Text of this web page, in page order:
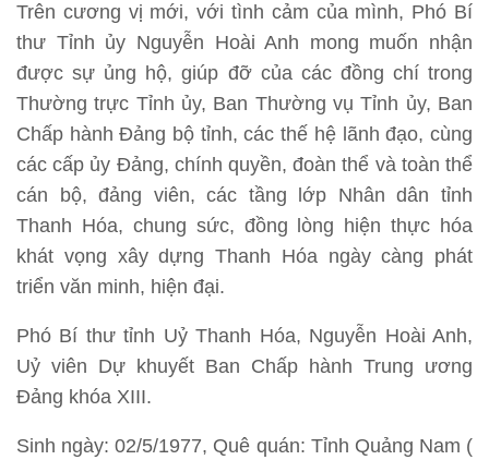
Trên cương vị mới, với tình cảm của mình, Phó Bí
thư Tỉnh ủy Nguyễn Hoài Anh mong muốn nhận
được sự ủng hộ, giúp đỡ của các đồng chí trong
Thường trực Tỉnh ủy, Ban Thường vụ Tỉnh ủy, Ban
Chấp hành Đảng bộ tỉnh, các thế hệ lãnh đạo, cùng
các cấp ủy Đảng, chính quyền, đoàn thể và toàn thể
cán bộ, đảng viên, các tầng lớp Nhân dân tỉnh
Thanh Hóa, chung sức, đồng lòng hiện thực hóa
khát vọng xây dựng Thanh Hóa ngày càng phát
triển văn minh, hiện đại.
Phó Bí thư tỉnh Uỷ Thanh Hóa, Nguyễn Hoài Anh,
Uỷ viên Dự khuyết Ban Chấp hành Trung ương
Đảng khóa XIII.
Sinh ngày: 02/5/1977, Quê quán: Tỉnh Quảng Nam (